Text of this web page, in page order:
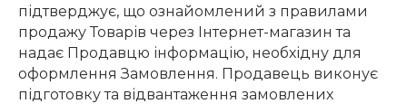
підтверджує, що ознайомлений з правилами
продажу Товарів через Інтернет-магазин та
надає Продавцю інформацію, необхідну для
оформлення Замовлення. Продавець виконує
підготовку та відвантаження замовлених